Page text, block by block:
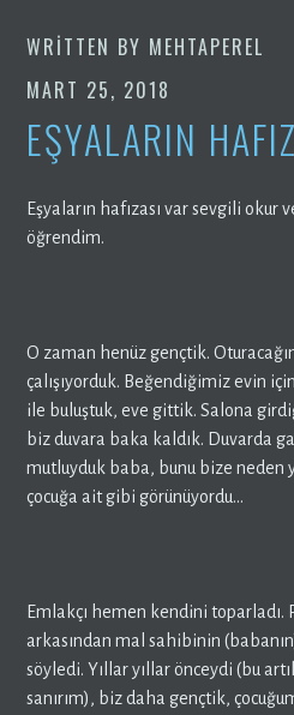
WRITTEN BY MEHTAPEREL
MART 25, 2018
EŞYALARIN
Eşyaların hafızası var sevgili okur
öğrendim.
O zaman henüz gençtik.
çalışıyorduk. Beğendiğimiz evin
ile buluştuk, eve gittik. Salona
biz duvara baka kaldık. Duvarda
mutluyduk baba, bunu bize neden
çocuğa ait gibi görünüyordu…
Emlakçı hemen kendini
arkasından mal sahibinin (babanın)
söyledi. Yıllar yıllar önceydi (bu
sanırım), biz daha gençtik,